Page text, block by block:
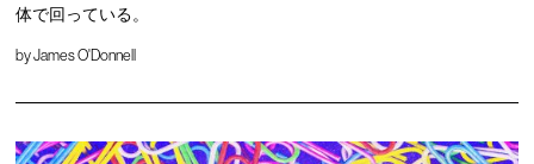
体で回っている。
byJames O'Donnell